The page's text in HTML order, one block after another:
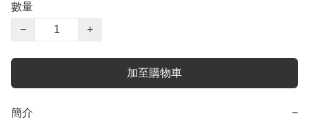
數量
−
+
加至購物車
簡介 −